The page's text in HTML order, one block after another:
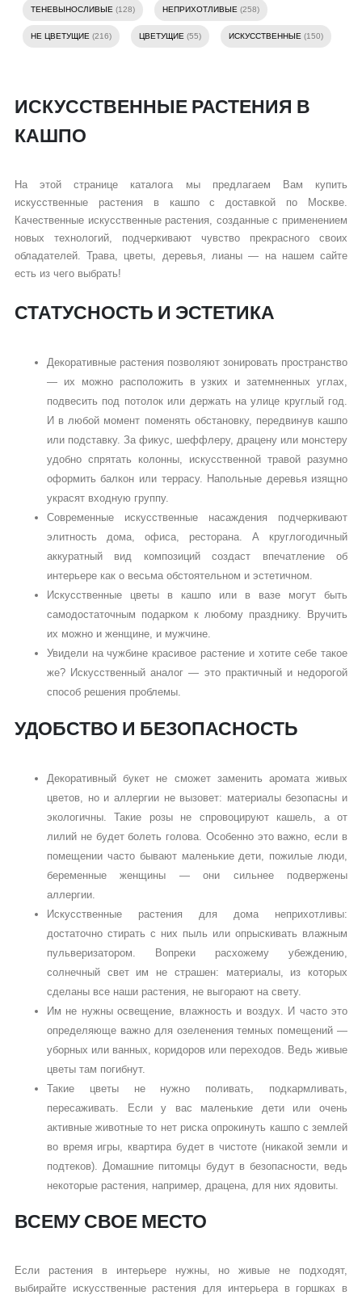
ТЕНЕВЫНОСЛИВЫЕ (128) НЕПРИХОТЛИВЫЕ (258)
НЕ ЦВЕТУЩИЕ (216) ЦВЕТУЩИЕ (55) ИСКУССТВЕННЫЕ (150)
ИСКУССТВЕННЫЕ РАСТЕНИЯ В
КАШПО
На этой странице каталога мы предлагаем Вам купить
искусственные растения в кашпо с доставкой по Москве.
Качественные искусственные растения, созданные с применением
новых технологий, подчеркивают чувство прекрасного своих
обладателей. Трава, цветы, деревья, лианы — на нашем сайте
есть из чего выбрать!
СТАТУСНОСТЬ И ЭСТЕТИКА
Декоративные растения позволяют зонировать пространство
— их можно расположить в узких и затемненных углах,
подвесить под потолок или держать на улице круглый год.
И в любой момент поменять обстановку, передвинув кашпо
или подставку. За фикус, шеффлеру, драцену или монстеру
удобно спрятать колонны, искусственной травой разумно
оформить балкон или террасу. Напольные деревья изящно
украсят входную группу.
Современные искусственные насаждения подчеркивают
элитность дома, офиса, ресторана. А круглогодичный
аккуратный вид композиций создаст впечатление об
интерьере как о весьма обстоятельном и эстетичном.
Искусственные цветы в кашпо или в вазе могут быть
самодостаточным подарком к любому празднику. Вручить
их можно и женщине, и мужчине.
Увидели на чужбине красивое растение и хотите себе такое
же? Искусственный аналог — это практичный и недорогой
способ решения проблемы.
УДОБСТВО И БЕЗОПАСНОСТЬ
Декоративный букет не сможет заменить аромата живых
цветов, но и аллергии не вызовет: материалы безопасны и
экологичны. Такие розы не спровоцируют кашель, а от
лилий не будет болеть голова. Особенно это важно, если в
помещении часто бывают маленькие дети, пожилые люди,
беременные женщины — они сильнее подвержены
аллергии.
Искусственные растения для дома неприхотливы:
достаточно стирать с них пыль или опрыскивать влажным
пульверизатором. Вопреки расхожему убеждению,
солнечный свет им не страшен: материалы, из которых
сделаны все наши растения, не выгорают на свету.
Им не нужны освещение, влажность и воздух. И часто это
определяюще важно для озеленения темных помещений —
уборных или ванных, коридоров или переходов. Ведь живые
цветы там погибнут.
Такие цветы не нужно поливать, подкармливать,
пересаживать. Если у вас маленькие дети или очень
активные животные то нет риска опрокинуть кашпо с землей
во время игры, квартира будет в чистоте (никакой земли и
подтеков). Домашние питомцы будут в безопасности, ведь
некоторые растения, например, драцена, для них ядовиты.
ВСЕМУ СВОЕ МЕСТО
Если растения в интерьере нужны, но живые не подходят,
выбирайте искусственные растения для интерьера в горшках в